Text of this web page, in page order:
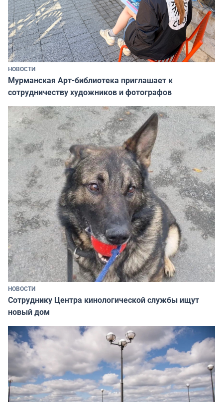
НОВОСТИ
Мурманская Арт-библиотека приглашает к
сотрудничеству художников и фотографов
НОВОСТИ
Сотруднику Центра кинологической службы ищут
новый дом